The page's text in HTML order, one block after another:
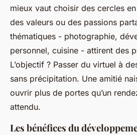
mieux vaut choisir des cercles
des valeurs ou des passions
thématiques - photographie,
personnel, cuisine - attirent des
L’objectif ? Passer du virtuel à
sans précipitation. Une amitié
ouvrir plus de portes qu’un
attendu.
Les bénéfices du